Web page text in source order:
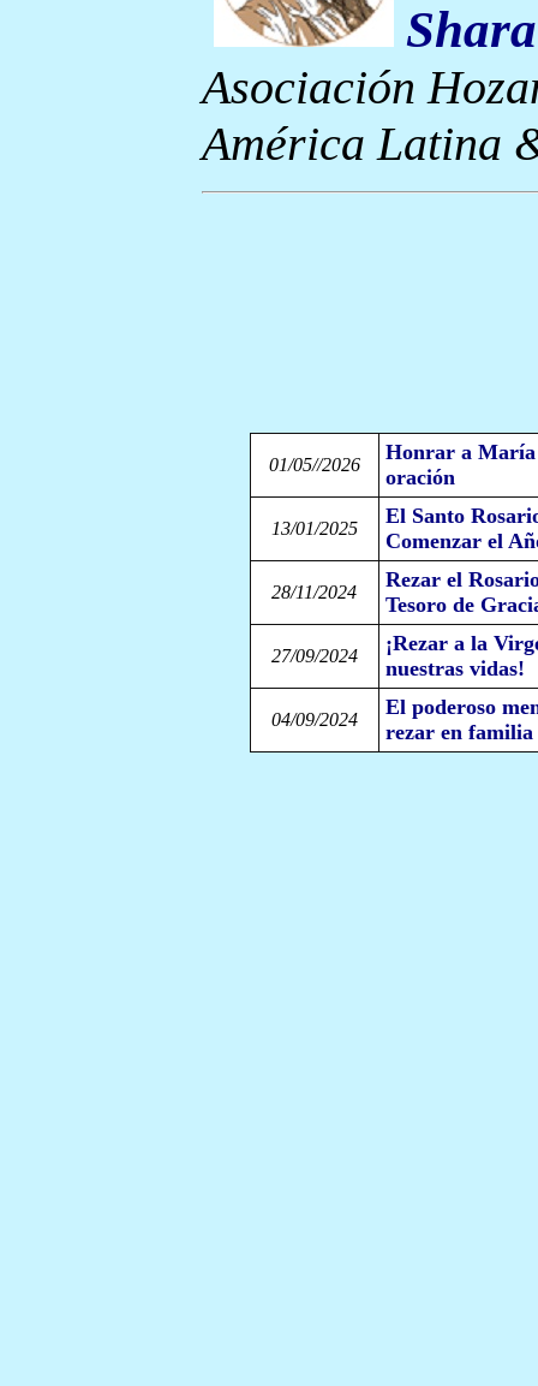
Asociación
América Latina
01/05//2026
Honrar a María
oración
13/01/2025
El Santo
Comenzar el
28/11/2024
Rezar el
Tesoro de
27/09/2024
¡Rezar a la
nuestras vidas!
04/09/2024
El poderoso
rezar en familia